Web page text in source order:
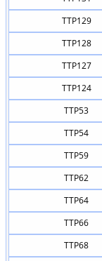
TTP129
TTP128
TTP127
TTP124
TTP53
TTP54
TTP59
TTP62
TTP64
TTP66
TTP68